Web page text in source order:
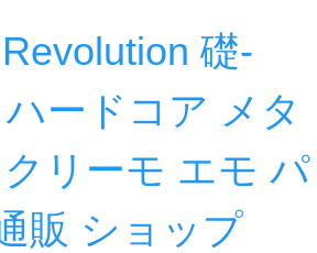
礎-
ードコア メタ
リーモ エモ パ
販 ショップ